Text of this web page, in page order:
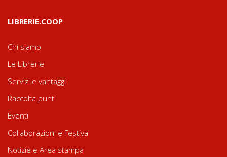
LIBRERIE.COOP
Chi siamo
Le Librerie
Servizi e vantaggi
Raccolta punti
Eventi
Collaborazioni e Festival
Notizie e Area stampa